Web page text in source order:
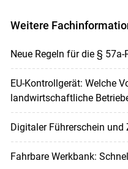
Weitere
Neue Regeln für die §
EU-Kontrollgerät: Welche
landwirtschaftliche
Digitaler Führerschein
Fahrbare Werkbank: